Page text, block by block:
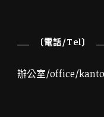
〔電話/Tel〕
辦公室/office/